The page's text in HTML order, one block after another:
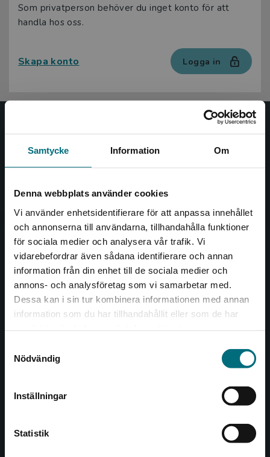
Samtycke Information Om
Denna webbplats använder cookies
Vi använder enhetsidentifierare för att anpassa innehållet
och annonserna till användarna, tillhandahålla funktioner
för sociala medier och analysera vår trafik. Vi
vidarebefordrar även sådana identifierare och annan
information från din enhet till de sociala medier och
annons- och analysföretag som vi samarbetar med.
Dessa kan i sin tur kombinera informationen med annan
information som du har tillhandahållit eller som de har
Nödvändig
Inställningar
Statistik
Begränsad fraktregion
Det verkar som att du besöker
Sverige. För att kunna slutföra ett köp måste
Som privatperson behöver du inget konto för att
handla hos oss.
Skapa konto Logga in
Nypon och Vilja
Nypon och Vilja förlag ger ut böcker som väcker läslust
såväl barn som vuxna.
Nypon och Vilja förlag är en del av Studentlitteratur.
Kontakta oss
Kontakta oss
046-31 20 00
Box 141
Besöksadress:
Åkergränden 1
Kontakta kundservice